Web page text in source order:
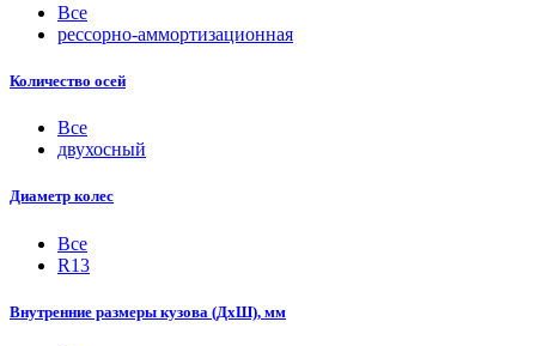
Все
рессорно-аммортизационная
Количество осей
Все
двухосный
Диаметр колес
Все
R13
Внутренние размеры кузова (ДхШ), мм